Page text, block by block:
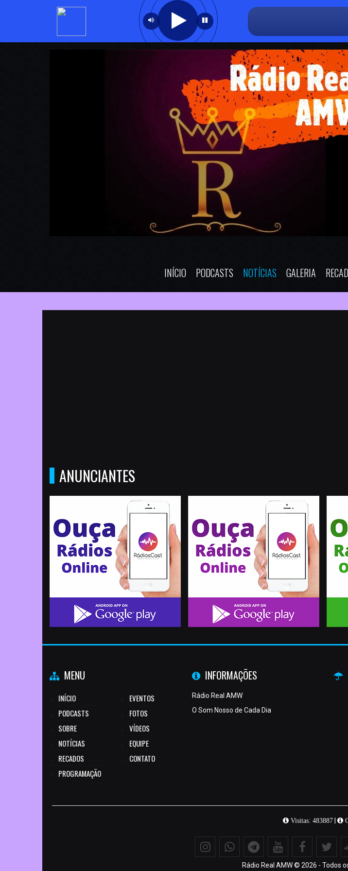
INÍCIO PODCASTS NOTÍCIAS GALERIA
ANUNCIANTES
MENU
INÍCIO
PODCASTS
SOBRE
NOTÍCIAS
RECADOS
PROGRAMAÇÃO
EVENTOS
FOTOS
VÍDEOS
EQUIPE
CONTATO
INFORMAÇÕES
Rádio Real AMW
O Som Nosso de Cada Dia
Visitas: 483887|
Rádio Real AMW © 2026 - Todos